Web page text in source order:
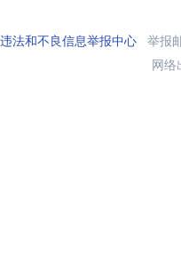
违法和不良信息举报中心举报
网